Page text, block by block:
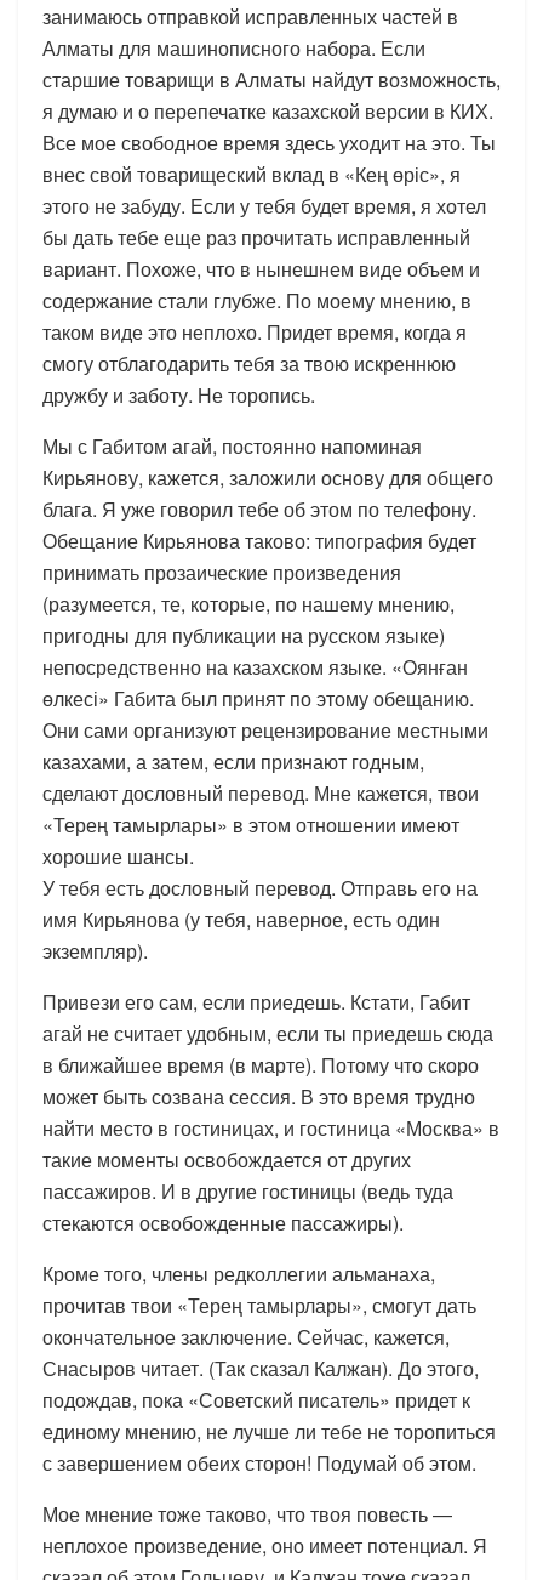
занимаюсь отправкой исправленных частей в
Алматы для машинописного набора. Если
старшие товарищи в Алматы найдут возможность,
я думаю и о перепечатке казахской версии в КИХ.
Все мое свободное время здесь уходит на это. Ты
внес свой товарищеский вклад в «Кең өріс», я
этого не забуду. Если у тебя будет время, я хотел
бы дать тебе еще раз прочитать исправленный
вариант. Похоже, что в нынешнем виде объем и
содержание стали глубже. По моему мнению, в
таком виде это неплохо. Придет время, когда я
смогу отблагодарить тебя за твою искреннюю
дружбу и заботу. Не торопись.
Мы с Габитом агай, постоянно напоминая
Кирьянову, кажется, заложили основу для общего
блага. Я уже говорил тебе об этом по телефону.
Обещание Кирьянова таково: типография будет
принимать прозаические произведения
(разумеется, те, которые, по нашему мнению,
пригодны для публикации на русском языке)
непосредственно на казахском языке. «Оянған
өлкесі» Габита был принят по этому обещанию.
Они сами организуют рецензирование местными
казахами, а затем, если признают годным,
сделают дословный перевод. Мне кажется, твои
«Терең тамырлары» в этом отношении имеют
хорошие шансы.
У тебя есть дословный перевод. Отправь его на
имя Кирьянова (у тебя, наверное, есть один
экземпляр).
Привези его сам, если приедешь. Кстати, Габит
агай не считает удобным, если ты приедешь сюда
в ближайшее время (в марте). Потому что скоро
может быть созвана сессия. В это время трудно
найти место в гостиницах, и гостиница «Москва» в
такие моменты освобождается от других
пассажиров. И в другие гостиницы (ведь туда
стекаются освобожденные пассажиры).
Кроме того, члены редколлегии альманаха,
прочитав твои «Терең тамырлары», смогут дать
окончательное заключение. Сейчас, кажется,
Снасыров читает. (Так сказал Калжан). До этого,
подождав, пока «Советский писатель» придет к
единому мнению, не лучше ли тебе не торопиться
с завершением обеих сторон! Подумай об этом.
Мое мнение тоже таково, что твоя повесть —
неплохое произведение, оно имеет потенциал. Я